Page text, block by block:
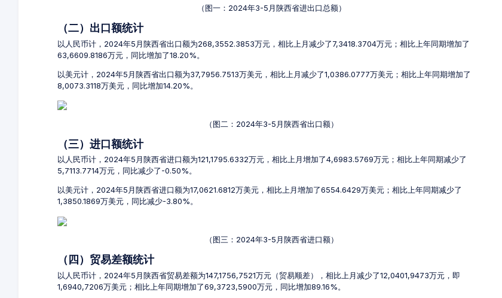
（图一：2024年3-5月陕西省进出口总额）
（二）出口额统计
以人民币计，2024年5月陕西省出口额为268,3552.3853万元，相比上月减少了7,3418.3704万元；相比上年同期增加了
63,6609.8186万元，同比增加了18.20%。
以美元计，2024年5月陕西省出口额为37,7956.7513万美元，相比上月减少了1,0386.0777万美元；相比上年同期增加了
8,0073.3118万美元，同比增加14.20%。
（图二：2024年3-5月陕西省出口额）
（三）进口额统计
以人民币计，2024年5月陕西省进口额为121,1795.6332万元，相比上月增加了4,6983.5769万元；相比上年同期减少了
5,7113.7714万元，同比减少了-0.50%。
以美元计，2024年5月陕西省进口额为17,0621.6812万美元，相比上月增加了6554.6429万美元；相比上年同期减少了
1,3850.1869万美元，同比减少-3.80%。
（图三：2024年3-5月陕西省进口额）
（四）贸易差额统计
以人民币计，2024年5月陕西省贸易差额为147,1756,7521万元（贸易顺差），相比上月减少了12,0401,9473万元，即
1,6940,7206万美元；相比上年同期增加了69,3723,5900万元，同比增加89.16%。